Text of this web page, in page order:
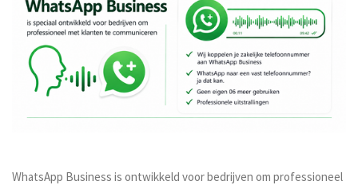
WhatsApp Business is ontwikkeld voor bedrijven om professioneel